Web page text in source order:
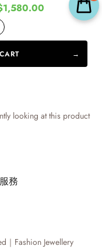
looking at this product
務
｜ Fashion Jewellery